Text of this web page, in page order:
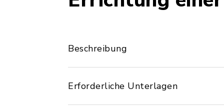
Beschreibung
Erforderliche Unterlagen